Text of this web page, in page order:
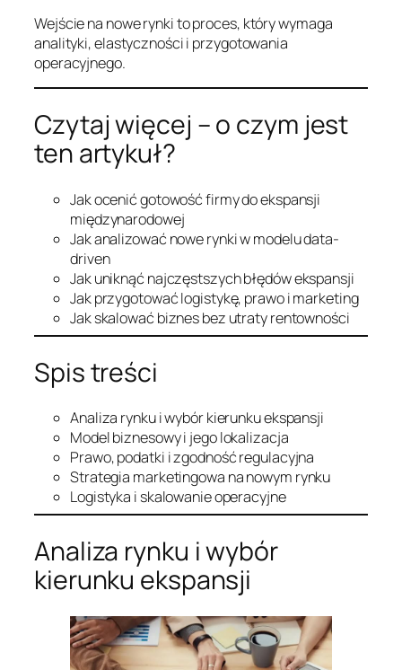
Wejście na nowe rynki to proces, który wymaga
analityki, elastyczności i przygotowania
operacyjnego.
Czytaj więcej – o czym jest
ten artykuł?
Jak ocenić gotowość firmy do ekspansji
międzynarodowej
Jak analizować nowe rynki w modelu data-
driven
Jak uniknąć najczęstszych błędów ekspansji
Jak przygotować logistykę, prawo i marketing
Jak skalować biznes bez utraty rentowności
Spis treści
Analiza rynku i wybór kierunku ekspansji
Model biznesowy i jego lokalizacja
Prawo, podatki i zgodność regulacyjna
Strategia marketingowa na nowym rynku
Logistyka i skalowanie operacyjne
Analiza rynku i wybór
kierunku ekspansji